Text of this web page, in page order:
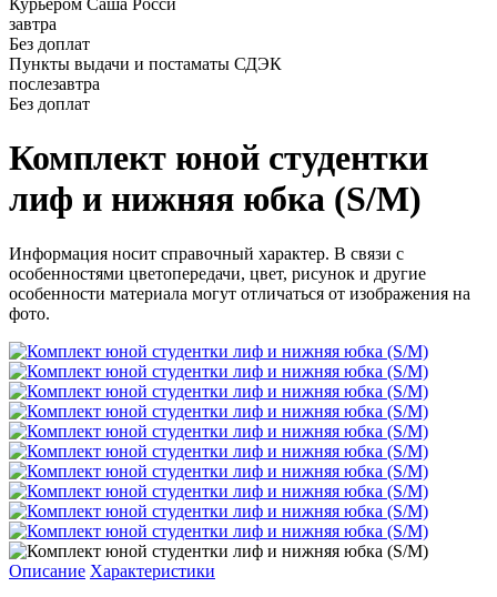
Курьером Саша Росси
завтра
Без доплат
Пункты выдачи и постаматы СДЭК
послезавтра
Без доплат
Комплект юной студентки
лиф и нижняя юбка (S/M)
Информация носит справочный характер. В связи с
особенностями цветопередачи, цвет, рисунок и другие
особенности материала могут отличаться от изображения на
фото.
Описание Характеристики